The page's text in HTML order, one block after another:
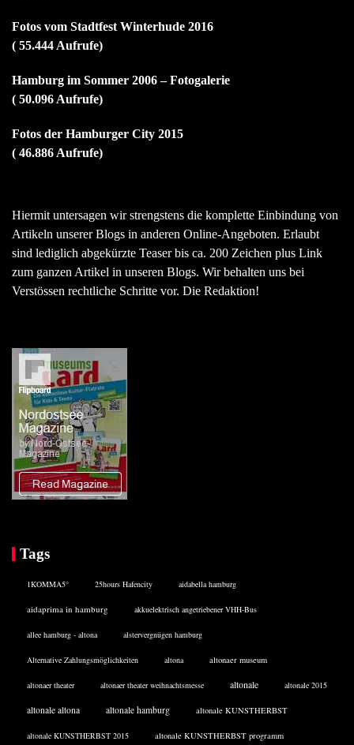
Fotos vom Stadtfest Winterhude 2016
( 55.444 Aufrufe)
Hamburg im Sommer 2006 – Fotogalerie
( 50.096 Aufrufe)
Fotos der Hamburger City 2015
( 46.886 Aufrufe)
Hiermit untersagen wir strengstens die komplette Einbindung von
Artikeln unserer Blogs in anderen Online-Angeboten. Erlaubt
sind lediglich abgekürzte Teaser bis ca. 200 Zeichen plus Link
zum ganzen Artikel in unseren Blogs. Wir behalten uns bei
Verstössen rechtliche Schritte vor. Die Redaktion!
Tags
1KOMMA5° 25hours Hafencity aidabella hamburg
aidaprima in hamburg akkuelektrisch angetriebener VHH-Bus
allee hamburg - altona alstervergnügen hamburg
Alternative Zahlungsmöglichkeiten altona altonaer museum
altonaer theater altonaer theater weihnachtsmesse altonale altonale 2015
altonale altona altonale hamburg altonale KUNSTHERBST
altonale KUNSTHERBST 2015 altonale KUNSTHERBST programm